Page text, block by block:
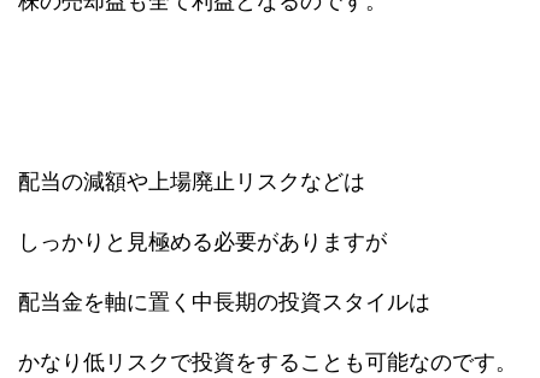
配当の減額や上場廃止リスクなどは
しっかりと見極める必要がありますが
配当金を軸に置く中長期の投資スタイルは
かなり低リスクで投資をすることも可能なのです。